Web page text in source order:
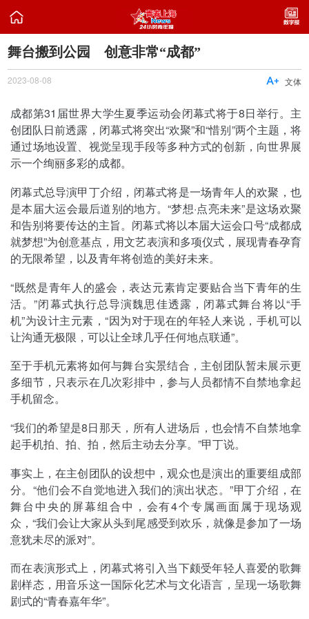

舞台搬到公园 创意非常“成都”
2023-08-08 文体

成都第31届世界大学生夏季运动会闭幕式将于8日举行。主
创团队日前透露，闭幕式将突出“欢聚”和“惜别”两个主题，将
通过场地设置、视觉呈现手段等多种方式的创新，向世界展
示一个绚丽多彩的成都。
闭幕式总导演甲丁介绍，闭幕式将是一场青年人的欢聚，也
是本届大运会最后道别的地方。“梦想·点亮未来”是这场欢聚
和告别将要传达的主旨。闭幕式将以本届大运会口号“成都成
就梦想”为创意基点，用文艺表演和多项仪式，展现青春孕育
的无限希望，以及青年将创造的美好未来。
“既然是青年人的盛会，表达元素肯定要贴合当下青年的生
活。”闭幕式执行总导演魏思佳透露，闭幕式舞台将以“手
机”为设计主元素，“因为对于现在的年轻人来说，手机可以
让沟通无极限，可以让全球几乎任何地点联通”。
至于手机元素将如何与舞台实景结合，主创团队暂未展示更
多细节，只表示在几次彩排中，参与人员都情不自禁地拿起
手机留念。
“我们的希望是8日那天，所有人进场后，也会情不自禁地拿
起手机拍、拍、拍，然后主动去分享。”甲丁说。
事实上，在主创团队的设想中，观众也是演出的重要组成部
分。“他们会不自觉地进入我们的演出状态。”甲丁介绍，在
舞台中央的屏幕组合中，会有4个专属画面属于现场观
众，“我们会让大家从头到尾感受到欢乐，就像是参加了一场
意犹未尽的派对”。
而在表演形式上，闭幕式将引入当下颇受年轻人喜爱的歌舞
剧样态，用音乐这一国际化艺术与文化语言，呈现一场歌舞
剧式的“青春嘉年华”。